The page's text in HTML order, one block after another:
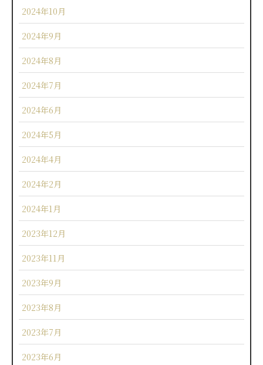
2024年10月
2024年9月
2024年8月
2024年7月
2024年6月
2024年5月
2024年4月
2024年2月
2024年1月
2023年12月
2023年11月
2023年9月
2023年8月
2023年7月
2023年6月